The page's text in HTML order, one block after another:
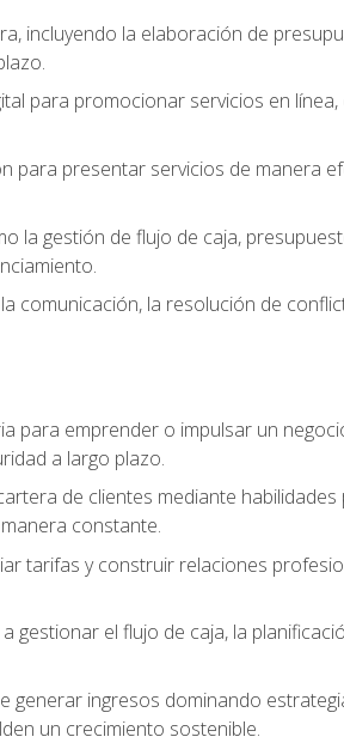
incluyendo la elaboración de
para promocionar servicios en
para presentar servicios de manera
la gestión de flujo de caja,
comunicación, la resolución de
para emprender o impulsar un
a largo plazo.
de clientes mediante
constante.
tarifas y construir relaciones
el flujo de caja, la
generar ingresos dominando
un crecimiento sostenible.